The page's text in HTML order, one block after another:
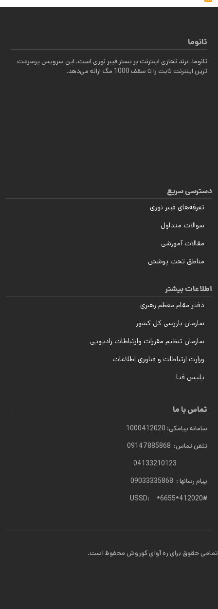
تانوما
تانوما، برند تجاری اینترنت بر بستر فیبر نوری است. این سرویس پرسرعت
ترین اینترنت ثابت را تا سقف 1000 مگ ارائه می‌دهد.
دسترسی سریع
تعرفه‌های فیبر نوری
سوالات متداول
مقالات آموزشی
مناطق تحت پوشش
اطلاعات بیشتر
دفتر مقام معظم رهبری
سازمان بازرسی کل کشور
سازمان تنظیم مقررات وارتباطات رادیویی
وزارت ارتباطات و فناوری اطلاعات
پلیس فتا
تماس با ما
سامانه پیامکی: 1000412020
تلفن تماس: 09147885868
پیام رسانها : 09033335868
USSD: *6655*412020#
تمامی حقوق برای ره آوای کوروش محفوظ است.